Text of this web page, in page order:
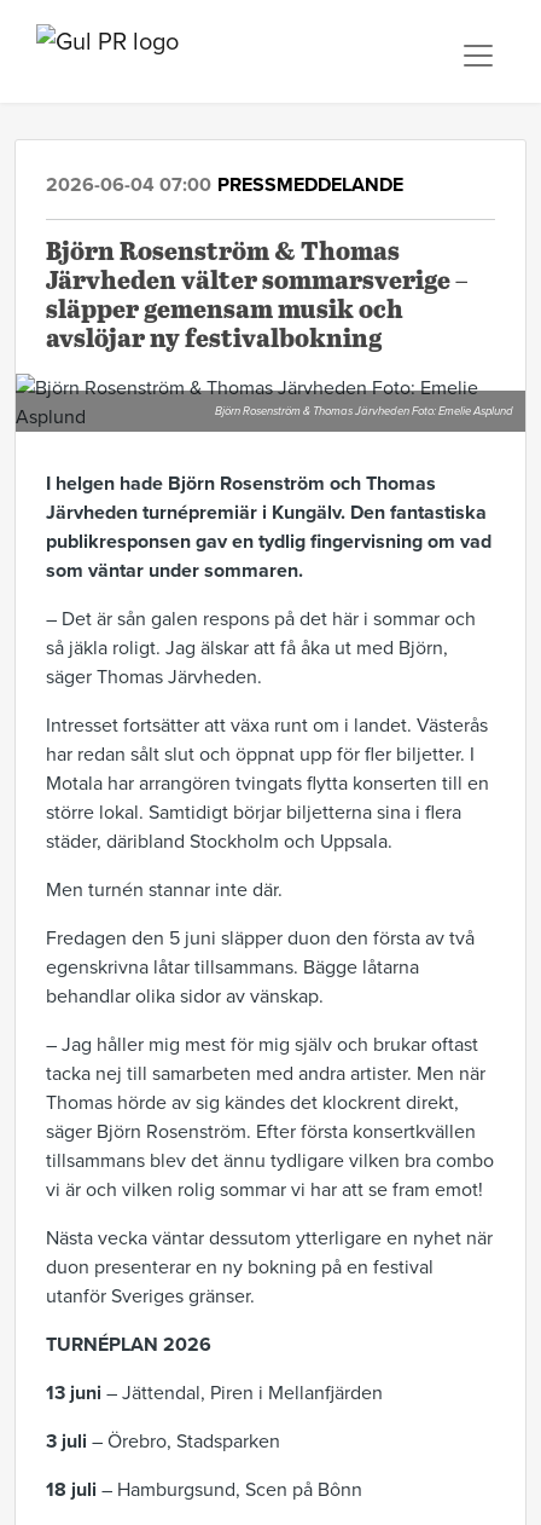
2026-06-04 07:00 PRESSMEDDELANDE
Björn Rosenström & Thomas
Järvheden välter sommarsverige –
släpper gemensam musik och
avslöjar ny festivalbokning
Björn Rosenström & Thomas Järvheden Foto: Emelie Asplund
I helgen hade Björn Rosenström och Thomas
Järvheden turnépremiär i Kungälv. Den fantastiska
publikresponsen gav en tydlig fingervisning om vad
som väntar under sommaren.
– Det är sån galen respons på det här i sommar och
så jäkla roligt. Jag älskar att få åka ut med Björn,
säger Thomas Järvheden.
Intresset fortsätter att växa runt om i landet. Västerås
har redan sålt slut och öppnat upp för fler biljetter. I
Motala har arrangören tvingats flytta konserten till en
större lokal. Samtidigt börjar biljetterna sina i flera
städer, däribland Stockholm och Uppsala.
Men turnén stannar inte där.
Fredagen den 5 juni släpper duon den första av två
egenskrivna låtar tillsammans. Bägge låtarna
behandlar olika sidor av vänskap.
– Jag håller mig mest för mig själv och brukar oftast
tacka nej till samarbeten med andra artister. Men när
Thomas hörde av sig kändes det klockrent direkt,
säger Björn Rosenström. Efter första konsertkvällen
tillsammans blev det ännu tydligare vilken bra combo
vi är och vilken rolig sommar vi har att se fram emot!
Nästa vecka väntar dessutom ytterligare en nyhet när
duon presenterar en ny bokning på en festival
utanför Sveriges gränser.
TURNÉPLAN 2026
13 juni – Jättendal, Piren i Mellanfjärden
3 juli – Örebro, Stadsparken
18 juli – Hamburgsund, Scen på Bônn